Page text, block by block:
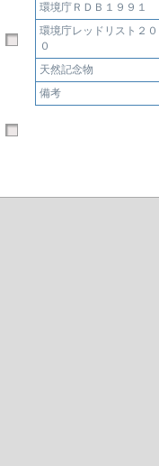
環境庁ＲＤＢ１９９１
環境庁レッドリスト２０
０
天然記念物
備考